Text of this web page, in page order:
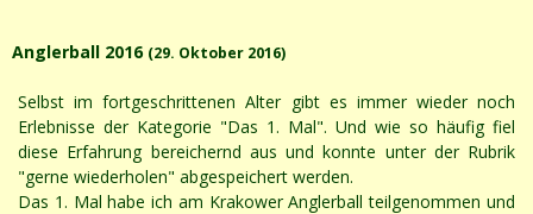
Anglerball 2016 (29. Oktober 2016)
Selbst im fortgeschrittenen Alter gibt es immer wieder noch
Erlebnisse der Kategorie "Das 1. Mal". Und wie so häufig fiel
diese Erfahrung bereichernd aus und konnte unter der Rubrik
"gerne wiederholen" abgespeichert werden.
Das 1. Mal habe ich am Krakower Anglerball teilgenommen und